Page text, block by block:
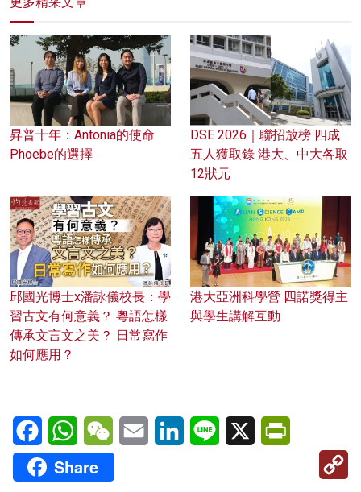
昇普十年：Antonia的使命
Phoebe的選擇
DSE 2026｜聯招放榜 四成
五人獲取錄 港大、中大各取
12狀元
邱國光博士x潘詠儀校長：學
習古文有何意義？ 粵語怎樣
傳承文言文之美？ 日常寫作
如何應用？
港大亞洲科學營 四諾獎得主
與學生講解互動
FacebookWhatsAppWeChatEmail LinkedInLine X
Share